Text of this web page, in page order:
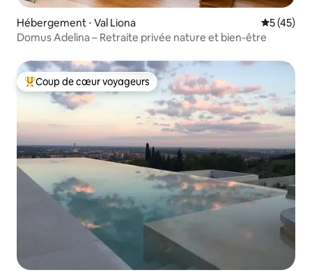
Hébergement ⋅ Val Liona
5 (45)
Domus Adelina – Retraite privée nature et bien-être
Coups de cœur voyageurs les plus appréciés
Coup de cœur voyageurs